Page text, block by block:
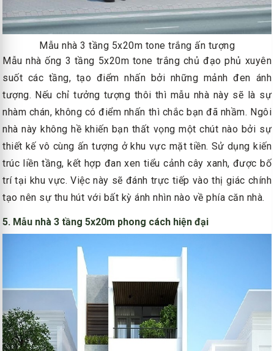
Mẫu nhà 3 tầng 5x20m tone trắng ấn tượng
Mẫu nhà ống 3 tầng 5x20m tone trắng chủ đạo phủ xuyên
suốt các tầng, tạo điểm nhấn bởi những mảnh đen ánh
tượng. Nếu chỉ tưởng tượng thôi thì mẫu nhà này sẽ là sự
nhàm chán, không có điểm nhấn thì chắc bạn đã nhầm. Ngôi
nhà này không hề khiến bạn thất vọng một chút nào bởi sự
thiết kế vô cùng ấn tượng ở khu vực mặt tiền. Sử dụng kiến
trúc liền tầng, kết hợp đan xen tiểu cảnh cây xanh, được bố
trí tại khu vực. Việc này sẽ đánh trực tiếp vào thị giác chính
tạo nên sự thu hút với bất kỳ ánh nhìn nào về phía căn nhà.
5. Mẫu nhà 3 tầng 5x20m phong cách hiện đại